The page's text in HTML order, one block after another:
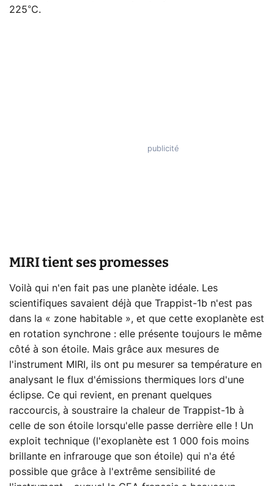
225°C.
MIRI tient ses promesses
Voilà qui n'en fait pas une planète idéale. Les
scientifiques savaient déjà que Trappist-1b n'est pas
dans la « zone habitable », et que cette exoplanète est
en rotation synchrone : elle présente toujours le même
côté à son étoile. Mais grâce aux mesures de
l'instrument MIRI, ils ont pu mesurer sa température en
analysant le flux d'émissions thermiques lors d'une
éclipse. Ce qui revient, en prenant quelques
raccourcis, à soustraire la chaleur de Trappist-1b à
celle de son étoile lorsqu'elle passe derrière elle ! Un
exploit technique (l'exoplanète est 1 000 fois moins
brillante en infrarouge que son étoile) qui n'a été
possible que grâce à l'extrême sensibilité de